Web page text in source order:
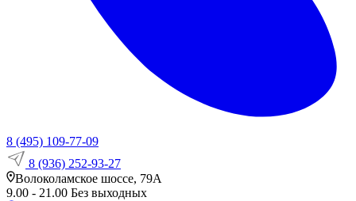
8 (495) 109-77-09
8 (936) 252-93-27
Волоколамское шоссе, 79А
9.00 - 21.00 Без выходных